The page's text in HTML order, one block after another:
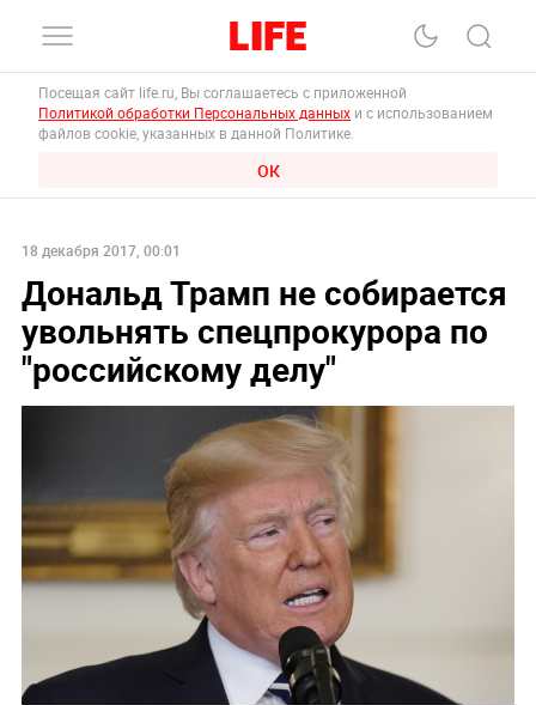
Посещая сайт life.ru, Вы соглашаетесь с приложенной
Политикой обработки Персональных данных и с использованием
файлов cookie, указанных в данной Политике.
ОК
18 декабря 2017, 00:01
Дональд Трамп не собирается
увольнять спецпрокурора по
"российскому делу"